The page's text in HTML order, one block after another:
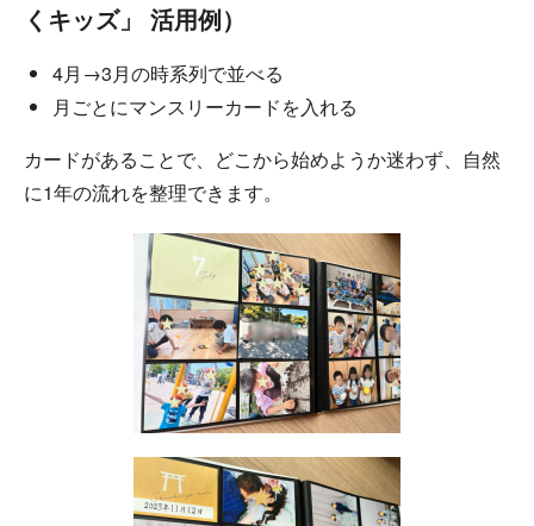
くキッズ」 活用例）
4月→3月の時系列で並べる
月ごとにマンスリーカードを入れる
カードがあることで、どこから始めようか迷わず、自然
に1年の流れを整理できます。